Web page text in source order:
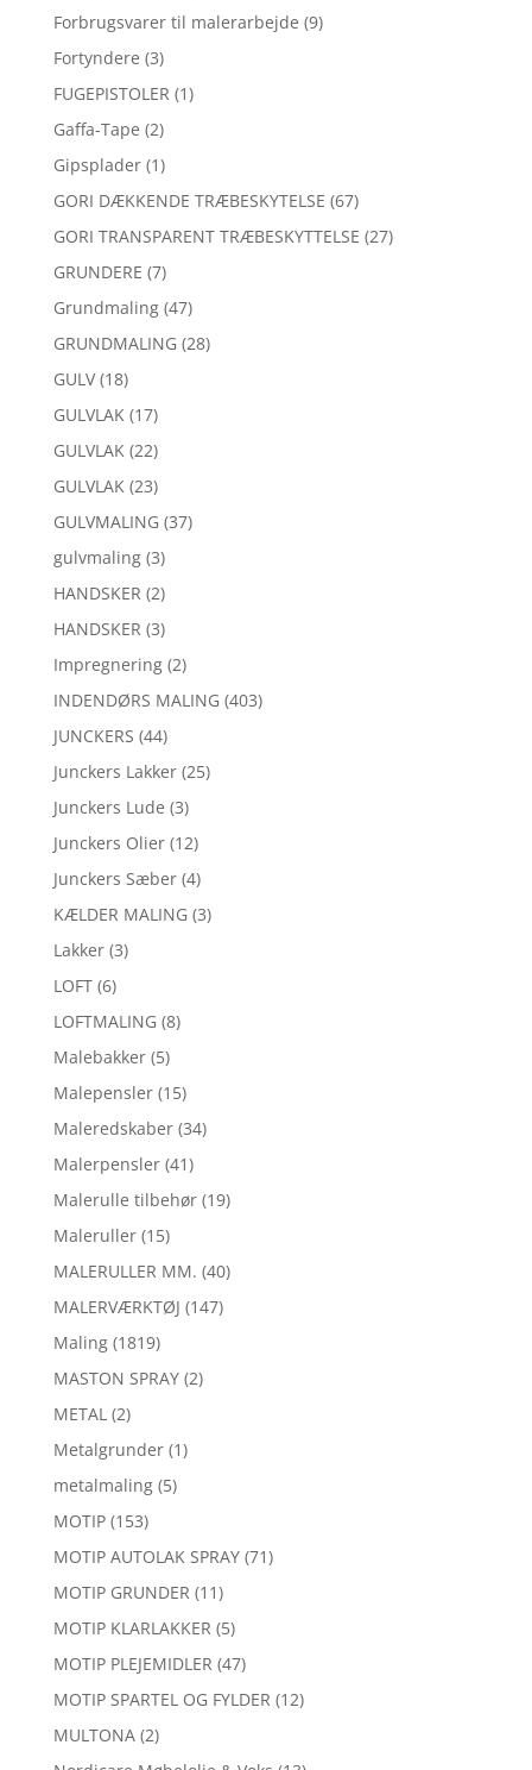
Forbrugsvarer til malerarbejde (9)
Fortyndere (3)
FUGEPISTOLER (1)
Gaffa-Tape (2)
Gipsplader (1)
GORI DÆKKENDE TRÆBESKYTELSE (67)
GORI TRANSPARENT TRÆBESKYTTELSE (27)
GRUNDERE (7)
Grundmaling (47)
GRUNDMALING (28)
GULV (18)
GULVLAK (17)
GULVLAK (22)
GULVLAK (23)
GULVMALING (37)
gulvmaling (3)
HANDSKER (2)
HANDSKER (3)
Impregnering (2)
INDENDØRS MALING (403)
JUNCKERS (44)
Junckers Lakker (25)
Junckers Lude (3)
Junckers Olier (12)
Junckers Sæber (4)
KÆLDER MALING (3)
Lakker (3)
LOFT (6)
LOFTMALING (8)
Malebakker (5)
Malepensler (15)
Maleredskaber (34)
Malerpensler (41)
Malerulle tilbehør (19)
Maleruller (15)
MALERULLER MM. (40)
MALERVÆRKTØJ (147)
Maling (1819)
MASTON SPRAY (2)
METAL (2)
Metalgrunder (1)
metalmaling (5)
MOTIP (153)
MOTIP AUTOLAK SPRAY (71)
MOTIP GRUNDER (11)
MOTIP KLARLAKKER (5)
MOTIP PLEJEMIDLER (47)
MOTIP SPARTEL OG FYLDER (12)
MULTONA (2)